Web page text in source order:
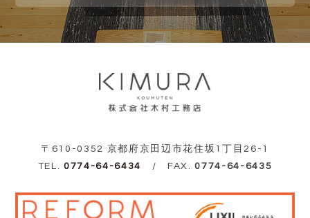
〒610-0352 京都府京田辺市花住坂1丁目26-1
TEL. 0774-64-6434 / FAX. 0774-64-6435